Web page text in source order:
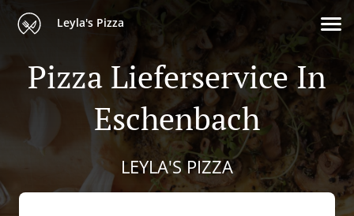
Leyla's Pizza
Pizza Lieferservice In
Eschenbach
LEYLA'S PIZZA